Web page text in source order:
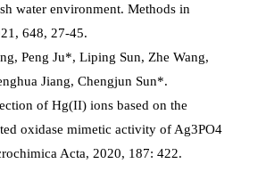
water environment. Methods in
648, 27-45.
Peng Ju*, Liping Sun, Zhe Wang,
Jiang, Chengjun Sun*.
of Hg(II) ions based on the
oxidase mimetic activity of Ag3PO4
Acta, 2020, 187: 422.